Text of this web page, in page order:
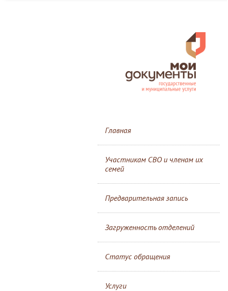
Главная
Участникам СВО и членам их
семей
Предварительная запись
Загруженность отделений
Статус обращения
Услуги